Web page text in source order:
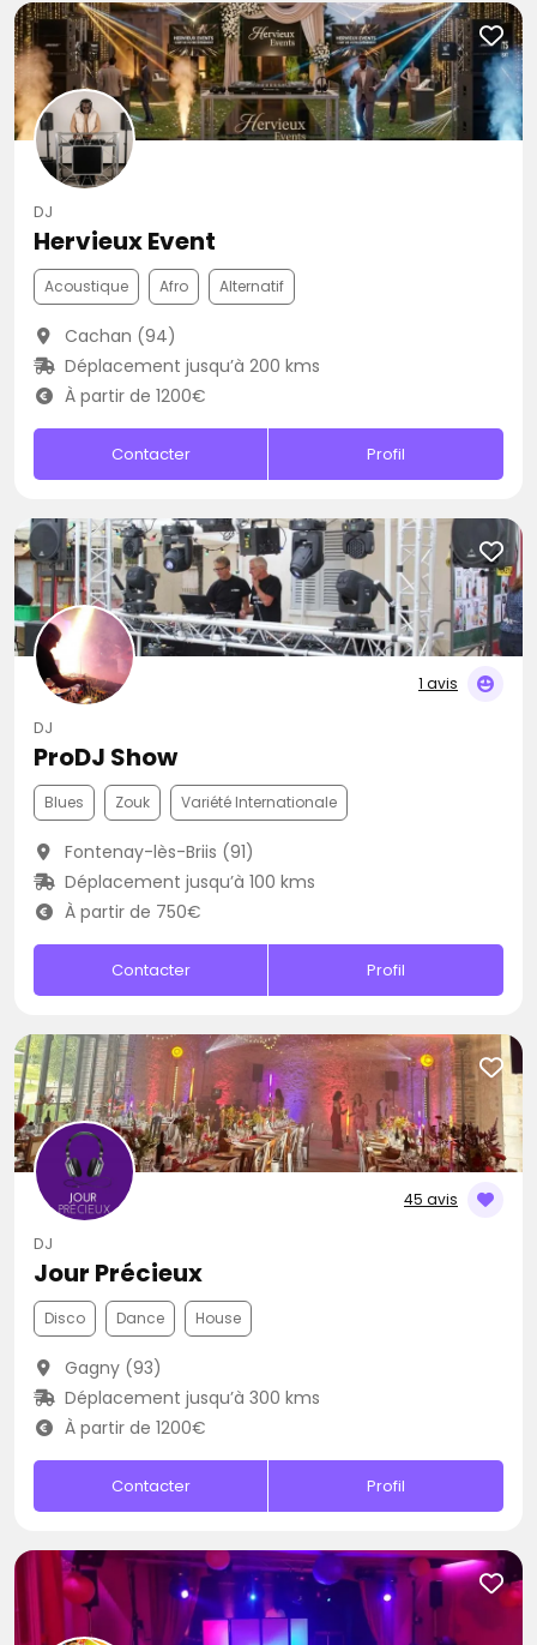
DJ
Hervieux Event
Acoustique Afro Alternatif
Cachan (94)
Déplacement jusqu’à 200 kms
À partir de 1200€
Contacter Profil
1 avis
DJ
ProDJ Show
Blues Zouk Variété Internationale
Fontenay-lès-Briis (91)
Déplacement jusqu’à 100 kms
À partir de 750€
Contacter Profil
45 avis
DJ
Jour Précieux
Disco Dance House
Gagny (93)
Déplacement jusqu’à 300 kms
À partir de 1200€
Contacter Profil